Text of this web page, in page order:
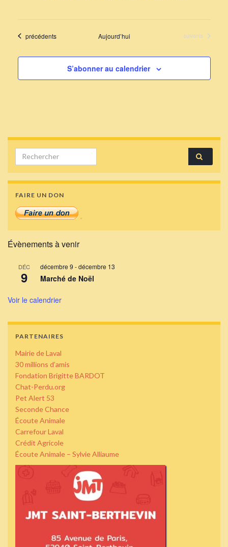
Évènements
précédents Aujourd’hui Évènements
suivants
S’abonner au calendrier
Search for:
FAIRE UN DON
Évènements à venir
DÉC
9
décembre 9 -décembre 13
Marché de Noël
Voir le calendrier
PARTENAIRES
Mairie de Laval
30 millions d’amis
Fondation Brigitte BARDOT
Chat-Perdu.org
Pet Alert 53
Seconde Chance
Écoute Animale
Carrefour Laval
Crédit Agricole
Écoute Animale – Sylvie Alliaume